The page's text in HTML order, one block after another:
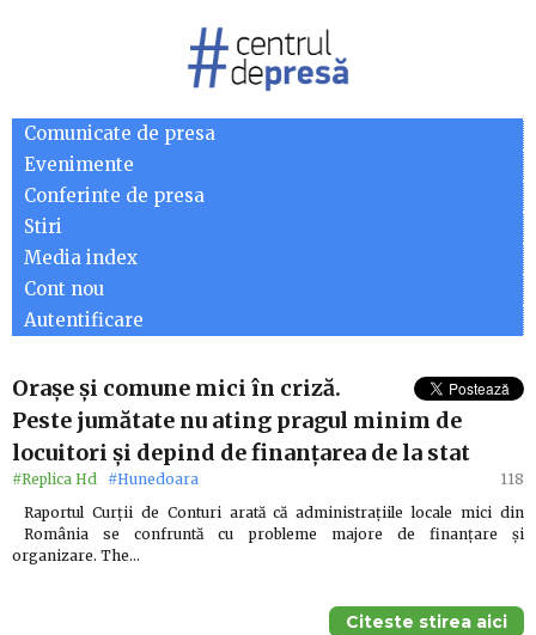
Comunicate de presa
Evenimente
Conferinte de presa
Stiri
Media index
Cont nou
Autentificare
Orașe și comune mici în criză.
Peste jumătate nu ating pragul minim de
locuitori și depind de finanțarea de la stat
#Replica Hd #Hunedoara
118
Raportul Curții de Conturi arată că administrațiile locale mici din
România se confruntă cu probleme majore de finanțare și
organizare. The…
Citeste stirea aici